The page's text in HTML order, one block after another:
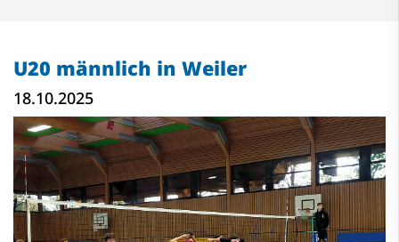
U20 männlich in Weiler
18.10.2025